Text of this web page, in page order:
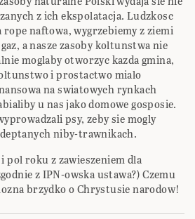
z ich ekspolatacja. Ludzkosc
rope naftowa, wygrzebiemy z ziemi
a nasze zasoby koltunstwa nie
moglaby otworzyc kazda gmina,
i prostactwo mialo
na swiatowych rynkach
u nas jako domowe gosposie.
psy, zeby sie mogly
niby-trawnikach.
pol roku z zawieszeniem dla
z IPN-owska ustawa?) Czemu
brzydko o Chrystusie narodow!